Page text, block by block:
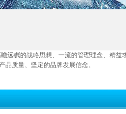
远瞩的战略思想、一流的管理理念、精益
品质量、坚定的品牌发展信念。